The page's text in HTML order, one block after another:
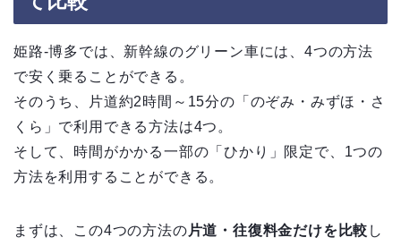
姫路-博多では、新幹線のグリーン車には、4つの方法
で安く乗ることができる。
そのうち、片道約2時間～15分の「のぞみ・みずほ・さ
くら」で利用できる方法は4つ。
そして、時間がかかる一部の「ひかり」限定で、1つの
方法を利用することができる。
まずは、この4つの方法の 片道・往復料金だけを比較 し